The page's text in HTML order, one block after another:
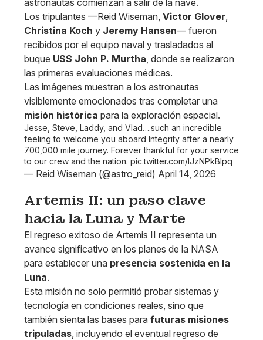
Los tripulantes —Reid Wiseman, Victor Glover
Christina Koch y Jeremy Hansen— fueron
recibidos por el equipo naval y trasladados al
buque USS John P. Murtha , donde se realizaron
las primeras evaluaciones médicas.
Las imágenes muestran a los astronautas
visiblemente emocionados tras completar una
misión histórica para la exploración espacial.
Jesse, Steve, Laddy, and Vlad….such an incredible
feeling to welcome you aboard Integrity after a nearly
700,000 mile journey. Forever thankful for your service
to our crew and the nation. pic.twitter.com/lJzNPkBIpq
— Reid Wiseman (@astro_reid) April 14, 2026
Artemis II: un paso clave
hacia la Luna y Marte
El regreso exitoso de Artemis II representa un
avance significativo en los planes de la NASA
para establecer una presencia sostenida en la
Luna.
Esta misión no solo permitió probar sistemas y
tecnología en condiciones reales, sino que
también sienta las bases para futuras misiones
tripuladas , incluyendo el eventual regreso de